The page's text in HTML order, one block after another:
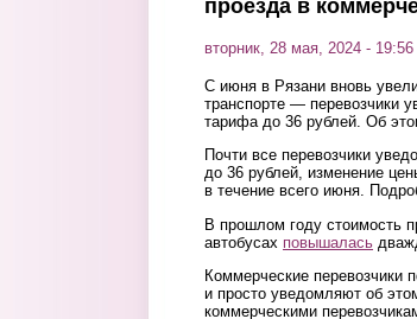
проезда в
вторник, 28 мая, 2024 - 19:56
С июня в Рязани вновь
транспорте — перевозчики
тарифа до 36 рублей. Об
Почти все перевозчики
до 36 рублей, изменение
в течение всего июня.
В прошлом году стоимость
автобусах повышалась
Коммерческие перевозчики
и просто уведомляют об
коммерческими